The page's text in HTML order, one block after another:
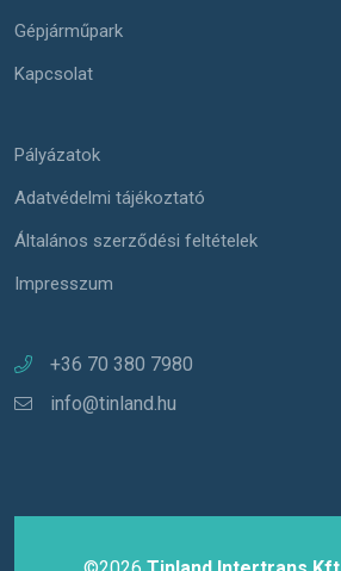
Gépjárműpark
Kapcsolat
Pályázatok
Adatvédelmi tájékoztató
Általános szerződési feltételek
Impresszum
+36 70 380 7980
info@tinland.hu